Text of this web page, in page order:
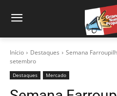
Início Destaques
Semana
setembro
Destaques Mercado